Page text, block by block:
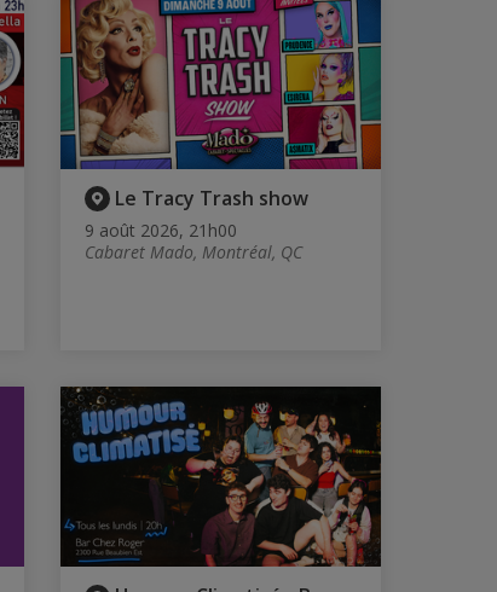
Le Tracy Trash show
9 août 2026, 21h00
Cabaret Mado, Montréal, QC